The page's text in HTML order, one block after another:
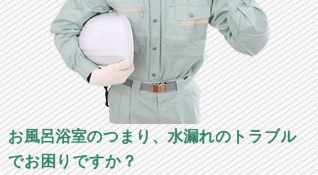
お風呂浴室のつまり、水漏れのトラブル
でお困りですか？